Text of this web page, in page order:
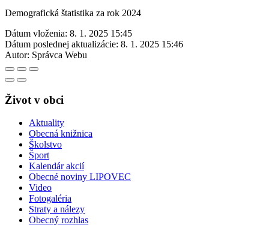
Demografická štatistika za rok 2024
Dátum vloženia: 8. 1. 2025 15:45
Dátum poslednej aktualizácie: 8. 1. 2025 15:46
Autor: Správca Webu
Život v obci
Aktuality
Obecná knižnica
Školstvo
Šport
Kalendár akcií
Obecné noviny LIPOVEC
Video
Fotogaléria
Straty a nálezy
Obecný rozhlas